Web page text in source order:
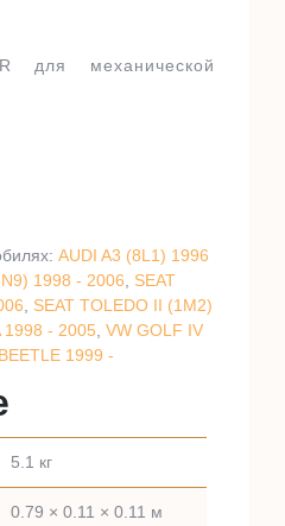
для механической
AUDI A3 (8L1) 1996
1998 - 2006
SEAT
SEAT TOLEDO II (1M2)
1998 - 2005 VW GOLF IV
1999 -
5.1 кг
0.79 × 0.11 × 0.11 м